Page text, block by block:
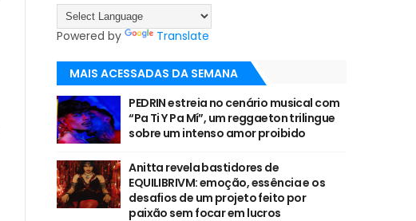
Powered by Translate
MAIS ACESSADAS DA SEMANA
PEDRIN estreia no cenário musical com
“Pa Ti Y Pa Mí”, um reggaeton trilingue
sobre um intenso amor proibido
Anitta revela bastidores de
EQUILIBRIVM: emoção, essência e os
desafios de um projeto feito por
paixão sem focar em lucros